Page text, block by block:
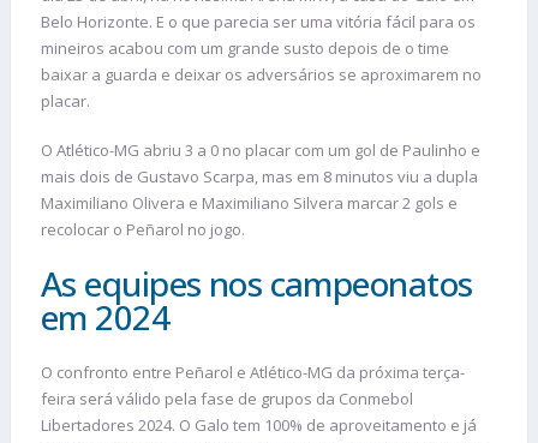
Belo Horizonte. E o que parecia ser uma vitória fácil para os
mineiros acabou com um grande susto depois de o time
baixar a guarda e deixar os adversários se aproximarem no
placar.
O Atlético-MG abriu 3 a 0 no placar com um gol de Paulinho e
mais dois de Gustavo Scarpa, mas em 8 minutos viu a dupla
Maximiliano Olivera e Maximiliano Silvera marcar 2 gols e
recolocar o Peñarol no jogo.
As equipes nos campeonatos
em 2024
O confronto entre Peñarol e Atlético-MG da próxima terça-
feira será válido pela fase de grupos da Conmebol
Libertadores 2024. O Galo tem 100% de aproveitamento e já